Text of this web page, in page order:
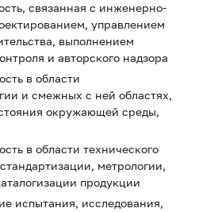
связанная с инженерно-
управлением
выполнением
и авторского надзора
в области
и смежных с ней областях,
окружающей среды,
в области технического
метрологии,
продукции
испытания, исследования,